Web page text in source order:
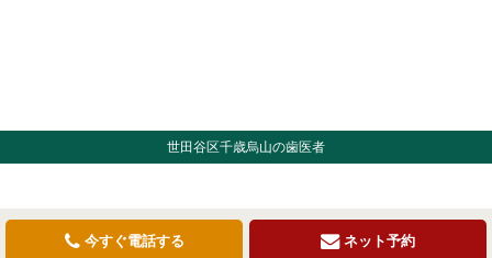
世田谷区千歳烏山の歯医者
今すぐ電話する ネット予約